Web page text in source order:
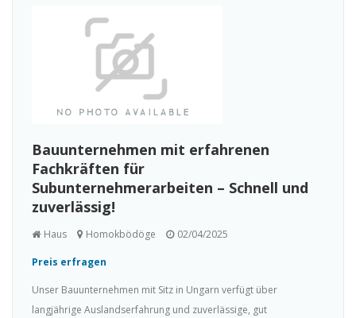
Bauunternehmen mit erfahrenen
Fachkräften für
Subunternehmerarbeiten – Schnell und
zuverlässig!
Haus Homokbödöge 02/04/2025
Preis erfragen
Unser Bauunternehmen mit Sitz in Ungarn verfügt über
langjährige Auslandserfahrung und zuverlässige, gut